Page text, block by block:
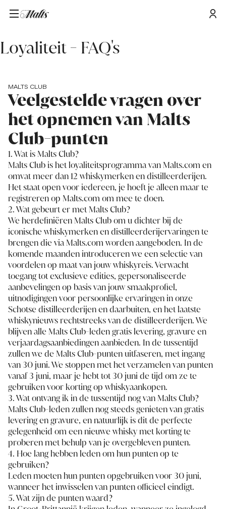
Home/Loyaliteit - FAQ's
Loyaliteit - FAQ's
MALTS CLUB
Veelgestelde vragen over
het opnemen van Malts
Club-punten
1. Wat is Malts Club?
Malts Club is het loyaliteitsprogramma van Malts.com en
omvat meer dan 12 whiskymerken en distilleerderijen.
Het staat open voor iedereen, je hoeft je alleen maar te
registreren op Malts.com om mee te doen.
2. Wat gebeurt er met Malts Club?
We herdefiniëren Malts Club om u dichter bij de
iconische whiskymerken en distilleerderijervaringen te
brengen die via Malts.com worden aangeboden. In de
komende maanden introduceren we een selectie van
voordelen op maat van jouw whiskyreis. Verwacht
toegang tot exclusieve edities, gepersonaliseerde
aanbevelingen op basis van jouw smaakprofiel,
uitnodigingen voor persoonlijke ervaringen in onze
Schotse distilleerderijen en daarbuiten, en het laatste
whiskynieuws rechtstreeks van de distilleerderijen. We
blijven alle Malts Club-leden gratis levering, gravure en
verjaardagsaanbiedingen aanbieden. In de tussentijd
zullen we de Malts Club-punten uitfaseren, met ingang
van 30 juni. We stoppen met het verzamelen van punten
vanaf 3 juni, maar je hebt tot 30 juni de tijd om ze te
gebruiken voor korting op whiskyaankopen.
3. Wat ontvang ik in de tussentijd nog van Malts Club?
Malts Club-leden zullen nog steeds genieten van gratis
levering en gravure, en natuurlijk is dit de perfecte
gelegenheid om een nieuwe whisky met korting te
proberen met behulp van je overgebleven punten.
4. Hoe lang hebben leden om hun punten op te
gebruiken?
Leden moeten hun punten opgebruiken voor 30 juni,
wanneer het inwisselen van punten officieel eindigt.
5. Wat zijn de punten waard?